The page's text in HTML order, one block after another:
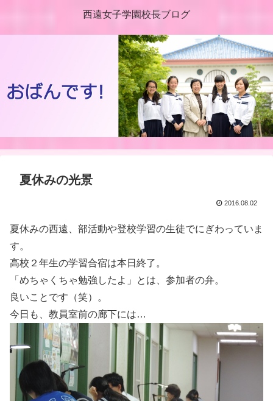
西遠女子学園校長ブログ
夏休みの光景
2016.08.02
夏休みの西遠、部活動や登校学習の生徒でにぎわっていま
す。
高校２年生の学習合宿は本日終了。
「めちゃくちゃ勉強したよ」とは、参加者の弁。
良いことです（笑）。
今日も、教員室前の廊下には…